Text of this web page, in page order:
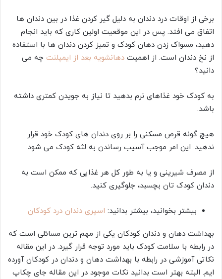
برخی از اوقات درد دندان به دلیل گیر کردن غذا در بین دندان‌ ها
اتفاق می‌ افتد. پس در این موقعیت اولین کاری که باید انجام
دهید، مسواک زدن دهان کودک و تمیز کردن دندان‌ ها با استفاده
از نخ دندان است. از اهمیت دهانشویه بعد از ایمپلنت چه می
دانید؟
به کودک خود غذاهای نرم بدهید تا نیاز به جویدن کمتری داشته
باشد.
هیچ گونه قرص مسکنی را بر روی دندان‌ های کودک خود قرار
ندهید. این امر موجب آسیب رساندن به لثه کودک می‌ شود.
از مصرف شیرینی و یا به طور کل هر غذایی که ممکن است به
دندان کودک تان بچسبد، جلوگیری کنید.
بیشتر بخوانید، بیشتر بدانید: اسپری دندان درد کودکان
بهداشت دهان و دندان کودکان یکی از مهم‌ ترین مسائلی است که
در رابطه با سلامت کودک باید مورد توجه قرار گیرد. در این مقاله
نکاتی آموزشی در رابطه با بهداشت دهان و دندان در کودکان آورده‌
ایم. البته بهتر است بدانید نکات موجود در این مقاله جای چکاپ